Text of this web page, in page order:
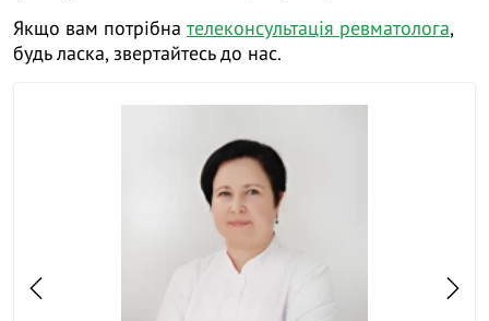
Якщо вам потрібна телеконсультація ревматолога,
будь ласка, звертайтесь до нас.